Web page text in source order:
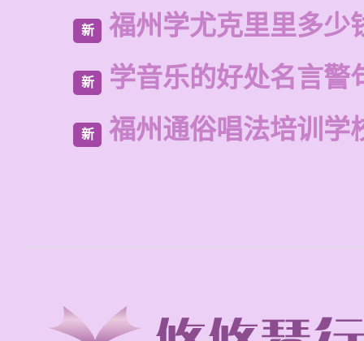
新 福州学尤克里里多少
新 学音乐的好处名言警
新 福州通俗唱法培训学